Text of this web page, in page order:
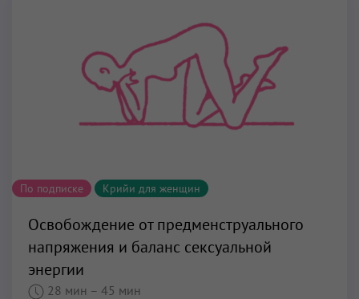
По подписке Крийи для женщин
Освобождение от предменструального
напряжения и баланс сексуальной
энергии
28 мин – 45 мин